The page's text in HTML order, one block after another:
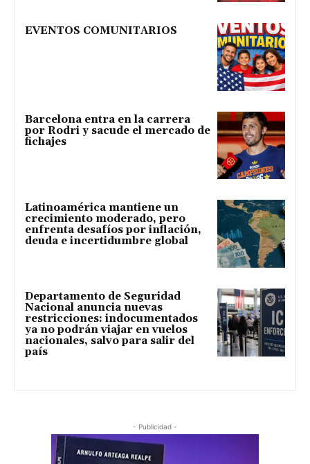
EVENTOS COMUNITARIOS
Barcelona entra en la carrera
por Rodri y sacude el mercado de
fichajes
Latinoamérica mantiene un
crecimiento moderado, pero
enfrenta desafíos por inflación,
deuda e incertidumbre global
Departamento de Seguridad
Nacional anuncia nuevas
restricciones: indocumentados
ya no podrán viajar en vuelos
nacionales, salvo para salir del
país
- Publicidad -